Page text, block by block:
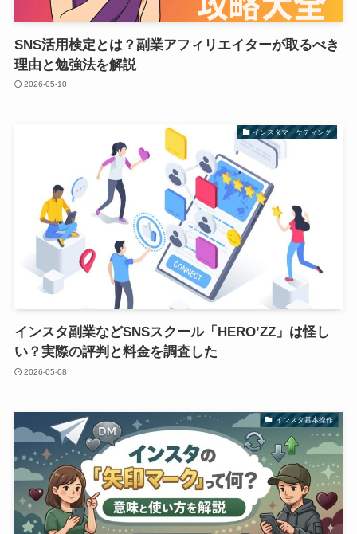
SNS活用検定とは？副業アフィリエイターが取るべき
理由と勉強法を解説
2026-05-10
インスタマーケティング
インスタ副業などSNSスクール「HERO’ZZ」は怪し
い？実際の評判と料金を調査した
2026-05-08
インスタ基本操作